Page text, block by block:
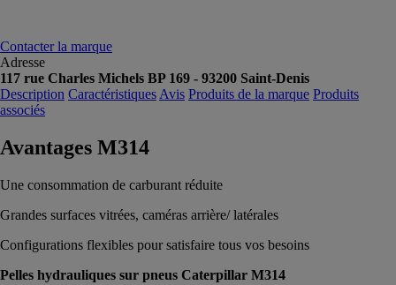
Contacter la marque
Adresse
117 rue Charles Michels BP 169 - 93200 Saint-Denis
Description Caractéristiques Avis Produits de la marque Produits
associés
Avantages M314
Une consommation de carburant réduite
Grandes surfaces vitrées, caméras arrière/ latérales
Configurations flexibles pour satisfaire tous vos besoins
Pelles hydrauliques sur pneus Caterpillar M314